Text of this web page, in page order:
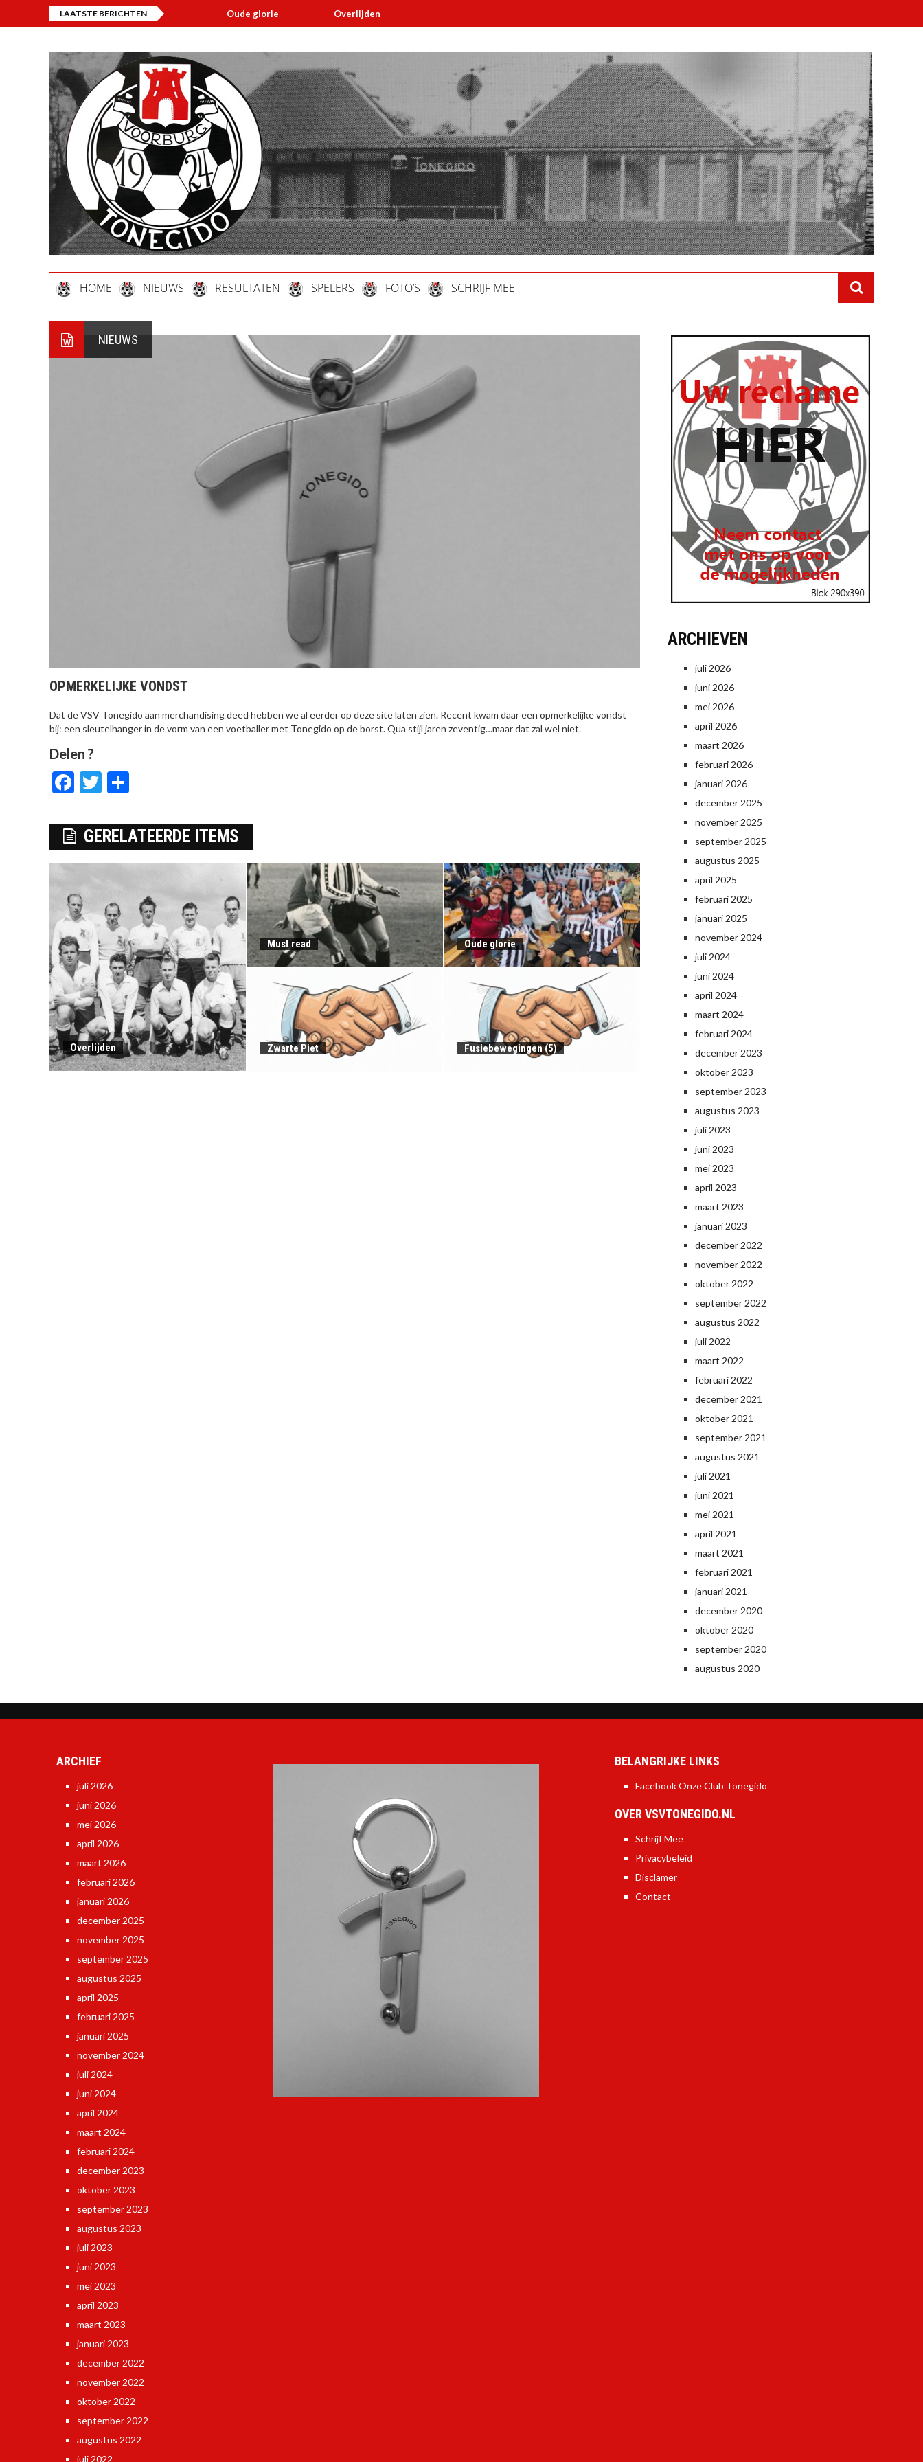
LAATSTE BERICHTEN Oude glorie Overlijden
HOME NIEUWS RESULTATEN SPELERS FOTO’S SCHRIJF MEE
NIEUWS
OPMERKELIJKE VONDST
Dat de VSV Tonegido aan merchandising deed hebben we al eerder op deze site laten zien. Recent kwam daar een opmerkelijke vondst
bij: een sleutelhanger in de vorm van een voetballer met Tonegido op de borst. Qua stijl jaren zeventig…maar dat zal wel niet.
Delen ?
Facebook
Twitter
GERELATEERDE ITEMS
Overlijden
Must read Oude glorie
Zwarte Piet Fusiebewegingen (5)
ARCHIEVEN
juli 2026
juni 2026
mei 2026
april 2026
maart 2026
februari 2026
januari 2026
december 2025
november 2025
september 2025
augustus 2025
april 2025
februari 2025
januari 2025
november 2024
juli 2024
juni 2024
april 2024
maart 2024
februari 2024
december 2023
oktober 2023
september 2023
augustus 2023
juli 2023
juni 2023
mei 2023
april 2023
maart 2023
januari 2023
december 2022
november 2022
oktober 2022
september 2022
augustus 2022
juli 2022
maart 2022
februari 2022
december 2021
oktober 2021
september 2021
augustus 2021
juli 2021
juni 2021
mei 2021
april 2021
maart 2021
februari 2021
januari 2021
december 2020
oktober 2020
september 2020
augustus 2020
ARCHIEF
juli 2026
juni 2026
mei 2026
april 2026
maart 2026
februari 2026
januari 2026
december 2025
november 2025
september 2025
augustus 2025
april 2025
februari 2025
januari 2025
november 2024
juli 2024
juni 2024
april 2024
maart 2024
februari 2024
december 2023
oktober 2023
september 2023
augustus 2023
juli 2023
juni 2023
mei 2023
april 2023
maart 2023
januari 2023
december 2022
november 2022
oktober 2022
september 2022
augustus 2022
juli 2022
BELANGRIJKE LINKS
Facebook Onze Club Tonegido
OVER VSVTONEGIDO.NL
Schrijf Mee
Privacybeleid
Disclamer
Contact